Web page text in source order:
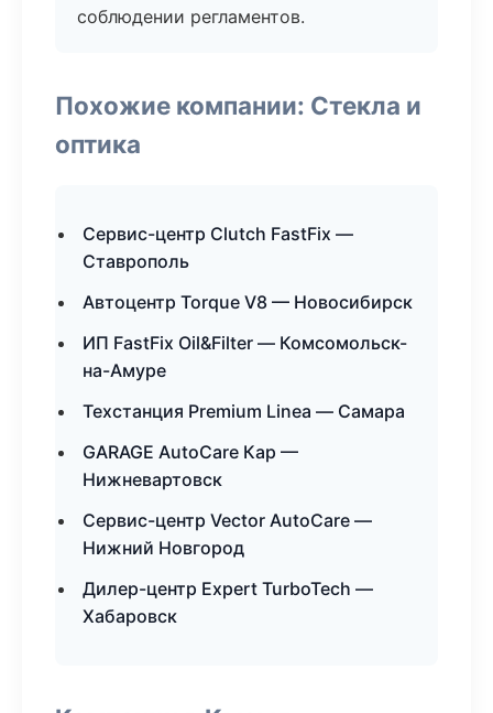
соблюдении регламентов.
Похожие компании: Стекла и
оптика
Сервис-центр Clutch FastFix —
Ставрополь
Автоцентр Torque V8 — Новосибирск
ИП FastFix Oil&Filter — Комсомольск-
на-Амуре
Техстанция Premium Linea — Самара
GARAGE AutoCare Кар —
Нижневартовск
Сервис-центр Vector AutoCare —
Нижний Новгород
Дилер-центр Expert TurboTech —
Хабаровск